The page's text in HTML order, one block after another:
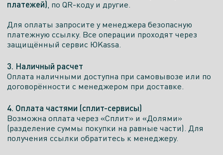
платежей), по QR-коду и другие.
Для оплаты запросите у менеджера безопасную
платежную ссылку. Все операции проходят через
защищённый сервис ЮKassa.
3. Наличный расчет
Оплата наличными доступна при самовывозе или по
договорённости с менеджером при доставке.
4. Оплата частями (сплит-сервисы)
Возможна оплата через «Сплит» и «Долями»
(разделение суммы покупки на равные части). Для
получения ссылки обратитесь к менеджеру.